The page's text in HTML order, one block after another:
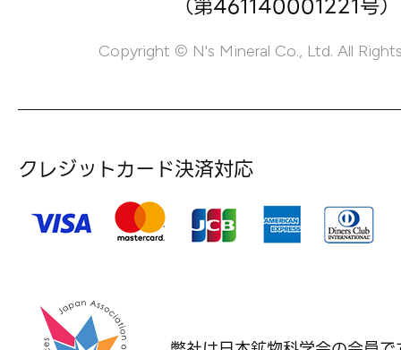
Copyright © N's Mineral Co., Ltd. All
クレジットカード決済対応